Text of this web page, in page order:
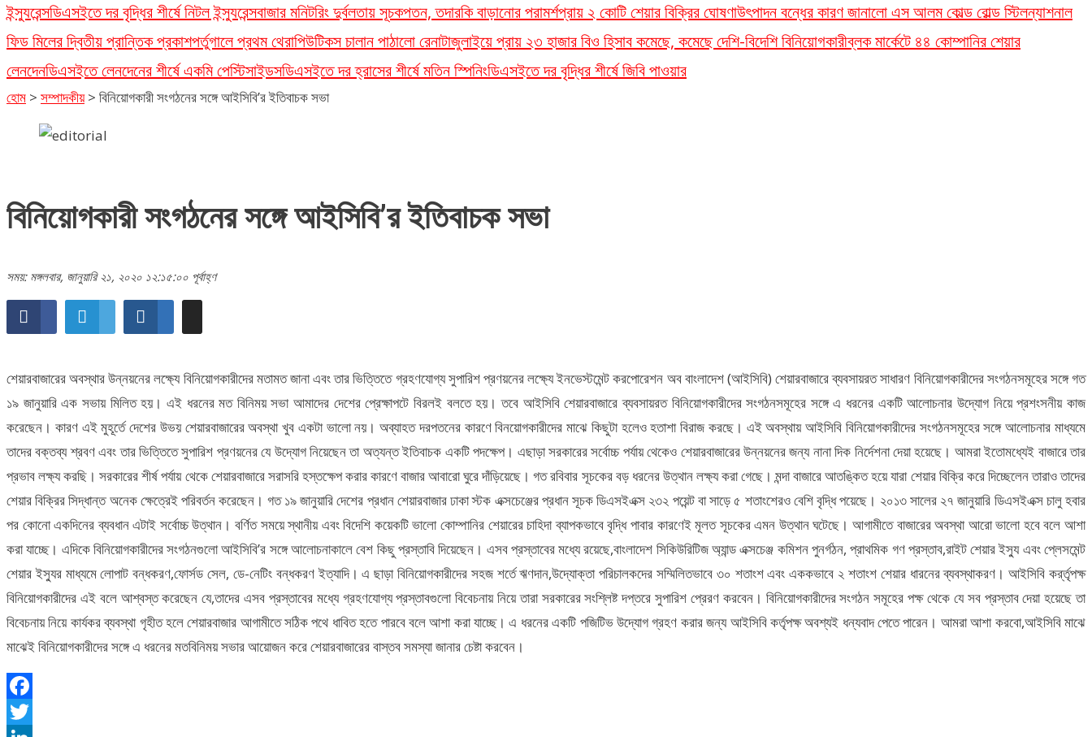
ইন্স্যুরেন্সডিএসইতে দর বৃদ্ধির শীর্ষে নিটল ইন্স্যুরেন্সবাজার মনিটরিং দুর্বলতায় সূচকপতন, তদারকি বাড়ানোর পরামর্শপ্রায় ২ কোটি শেয়ার বিক্রির ঘোষণাউৎপাদন বন্ধের কারণ জানালো এস আলম কোল্ড রোল্ড স্টিলন্যাশনাল
ফিড মিলের দ্বিতীয় প্রান্তিক প্রকাশপর্তুগালে প্রথম থেরাপিউটিকস চালান পাঠালো রেনাটাজুলাইয়ে প্রায় ২৩ হাজার বিও হিসাব কমেছে, কমেছে দেশি-বিদেশি বিনিয়োগকারীব্লক মার্কেটে ৪৪ কোম্পানির শেয়ার
লেনদেনডিএসইতে লেনদেনের শীর্ষে একমি পেস্টিসাইডসডিএসইতে দর হ্রাসের শীর্ষে মতিন স্পিনিংডিএসইতে দর বৃদ্ধির শীর্ষে জিবি পাওয়ার
হোম > সম্পাদকীয় > বিনিয়োগকারী সংগঠনের সঙ্গে আইসিবি’র ইতিবাচক সভা
বিনিয়োগকারী সংগঠনের সঙ্গে আইসিবি’র ইতিবাচক সভা
সময়: মঙ্গলবার, জানুয়ারি ২১, ২০২০ ১২:১৫:০০ পূর্বাহ্ণ
শেয়ারবাজারের অবস্থার উন্নয়নের লক্ষ্যে বিনিয়োগকারীদের মতামত জানা এবং তার ভিত্তিতে গ্রহণযোগ্য সুপারিশ প্রণয়নের লক্ষ্যে ইনভেস্টমেন্ট করপোরেশন অব বাংলাদেশ (আইসিবি) শেয়ারবাজারে ব্যবসায়রত সাধারণ বিনিয়োগকারীদের সংগঠনসমূহের সঙ্গে গত
১৯ জানুয়ারি এক সভায় মিলিত হয়। এই ধরনের মত বিনিময় সভা আমাদের দেশের প্রেক্ষাপটে বিরলই বলতে হয়। তবে আইসিবি শেয়ারবাজারে ব্যবসায়রত বিনিয়োগকারীদের সংগঠনসমূহের সঙ্গে এ ধরনের একটি আলোচনার উদ্যোগ নিয়ে প্রশংসনীয় কাজ
করেছেন। কারণ এই মুহূর্তে দেশের উভয় শেয়ারবাজারের অবস্থা খুব একটা ভালো নয়। অব্যাহত দরপতনের কারণে বিনয়োগকারীদের মাঝে কিছুটা হলেও হতাশা বিরাজ করছে। এই অবস্থায় আইসিবি বিনিয়োগকারীদের সংগঠনসমূহের সঙ্গে আলোচনার মাধ্যমে
তাদের বক্তব্য শ্রবণ এবং তার ভিত্তিতে সুপারিশ প্রণয়নের যে উদ্যোগ নিয়েছেন তা অত্যন্ত ইতিবাচক একটি পদক্ষেপ। এছাড়া সরকারের সর্বোচ্চ পর্যায় থেকেও শেয়ারবাজারের উন্নয়নের জন্য নানা দিক নির্দেশনা দেয়া হয়েছে। আমরা ইতোমধ্যেই বাজারে তার
প্রভাব লক্ষ্য করছি। সরকারের শীর্ষ পর্যায় থেকে শেয়ারবাজারে সরাসরি হস্তক্ষেপ করার কারণে বাজার আবারো ঘুরে দাঁড়িয়েছে। গত রবিবার সূচকের বড় ধরনের উত্থান লক্ষ্য করা গেছে। মন্দা বাজারে আতঙ্কিত হয়ে যারা শেয়ার বিক্রি করে দিচ্ছেলেন তারাও তাদের
শেয়ার বিক্রির সিদ্ধান্ত অনেক ক্ষেত্রেই পরিবর্তন করেছেন। গত ১৯ জানুয়ারি দেশের প্রধান শেয়ারবাজার ঢাকা স্টক এক্সচেঞ্জের প্রধান সূচক ডিএসইএক্স ২৩২ পয়েন্ট বা সাড়ে ৫ শতাংশেরও বেশি বৃদ্ধি পয়েছে। ২০১৩ সালের ২৭ জানুয়ারি ডিএসইএক্স চালু হবার
পর কোনো একদিনের ব্যবধান এটাই সর্বোচ্চ উত্থান। বর্ণিত সময়ে স্থানীয় এবং বিদেশি কয়েকটি ভালো কোম্পানির শেয়ারের চাহিদা ব্যাপকভাবে বৃদ্ধি পাবার কারণেই মূলত সূচকের এমন উত্থান ঘটেছে। আগামীতে বাজারের অবস্থা আরো ভালো হবে বলে আশা
করা যাচ্ছে। এদিকে বিনিয়োগকারীদের সংগঠনগুলো আইসিবি’র সঙ্গে আলোচনাকালে বেশ কিছু প্রস্তাবি দিয়েছেন। এসব প্রস্তাবের মধ্যে রয়েছে,বাংলাদেশ সিকিউরিটিজ অ্যান্ড এক্সচেঞ্জ কমিশন পুনর্গঠন, প্রাথমিক গণ প্রস্তাব,রাইট শেয়ার ইস্যু এবং প্লেসমেন্ট
শেয়ার ইস্যুর মাধ্যমে লোপাট বন্ধকরণ,ফোর্সড সেল, ডে-নেটিং বন্ধকরণ ইত্যাদি। এ ছাড়া বিনিয়োগকারীদের সহজ শর্তে ঋণদান,উদ্যোক্তা পরিচালকদের সম্মিলিতভাবে ৩০ শতাংশ এবং এককভাবে ২ শতাংশ শেয়ার ধারনের ব্যবস্থাকরণ। আইসিবি কর্র্তৃপক্ষ
বিনিয়োগকারীদের এই বলে আশ্বস্ত করেছেন যে,তাদের এসব প্রস্তাবের মধ্যে গ্রহণযোগ্য প্রস্তাবগুলো বিবেচনায় নিয়ে তারা সরকারের সংশ্লিষ্ট দপ্তরে সুপারিশ প্রেরণ করবেন। বিনিয়োগকারীদের সংগঠন সমূহের পক্ষ থেকে যে সব প্রস্তাব দেয়া হয়েছে তা
বিবেচনায় নিয়ে কার্যকর ব্যবস্থা গৃহীত হলে শেয়ারবাজার আগামীতে সঠিক পথে ধাবিত হতে পারবে বলে আশা করা যাচ্ছে। এ ধরনের একটি পজিটিভ উদ্যোগ গ্রহণ করার জন্য আইসিবি কর্তৃপক্ষ অবশ্যই ধন্যবাদ পেতে পারেন। আমরা আশা করবো,আইসিবি মাঝে
মাঝেই বিনিয়োগকারীদের সঙ্গে এ ধরনের মতবিনিময় সভার আয়োজন করে শেয়ারবাজারের বাস্তব সমস্যা জানার চেষ্টা করবেন।
Facebook